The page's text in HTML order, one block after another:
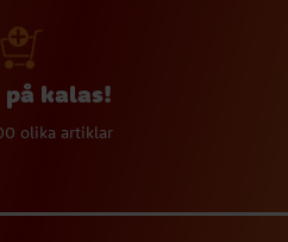
på kalas!
olika artiklar